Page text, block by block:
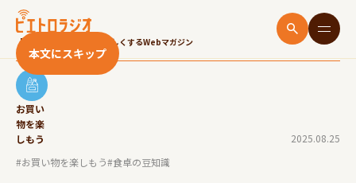
「いただきます！」をたのしくするWebマガジン
本文にスキップ
大根の保存方法とは？冷蔵・冷凍で適切に保存し
ておいしく食べよう！
お買い
物を楽
しもう
2025.08.25
#お買い物を楽しもう#食卓の豆知識